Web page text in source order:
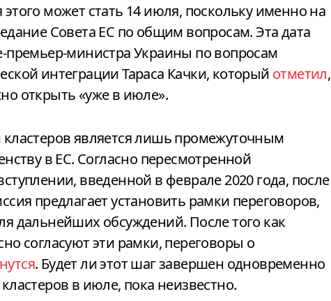
может стать 14 июля, поскольку именно на
Совета ЕС по общим вопросам. Эта дата
премьер-министра Украины по вопросам
интеграции Тараса Качки, который отметил,
открыть «уже в июле».
является лишь промежуточным
в ЕС. Согласно пересмотренной
введенной в феврале 2020 года, после
предлагает установить рамки переговоров,
дальнейших обсуждений. После того как
согласуют эти рамки, переговоры о
. Будет ли этот шаг завершен одновременно
в июле, пока неизвестно.